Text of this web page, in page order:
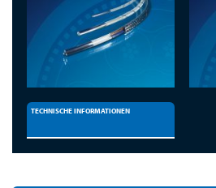
TECHNISCHE INFORMATIONEN